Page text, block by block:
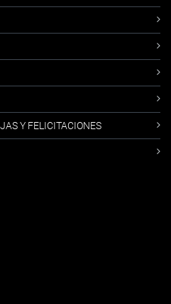
Y FELICITACIONES